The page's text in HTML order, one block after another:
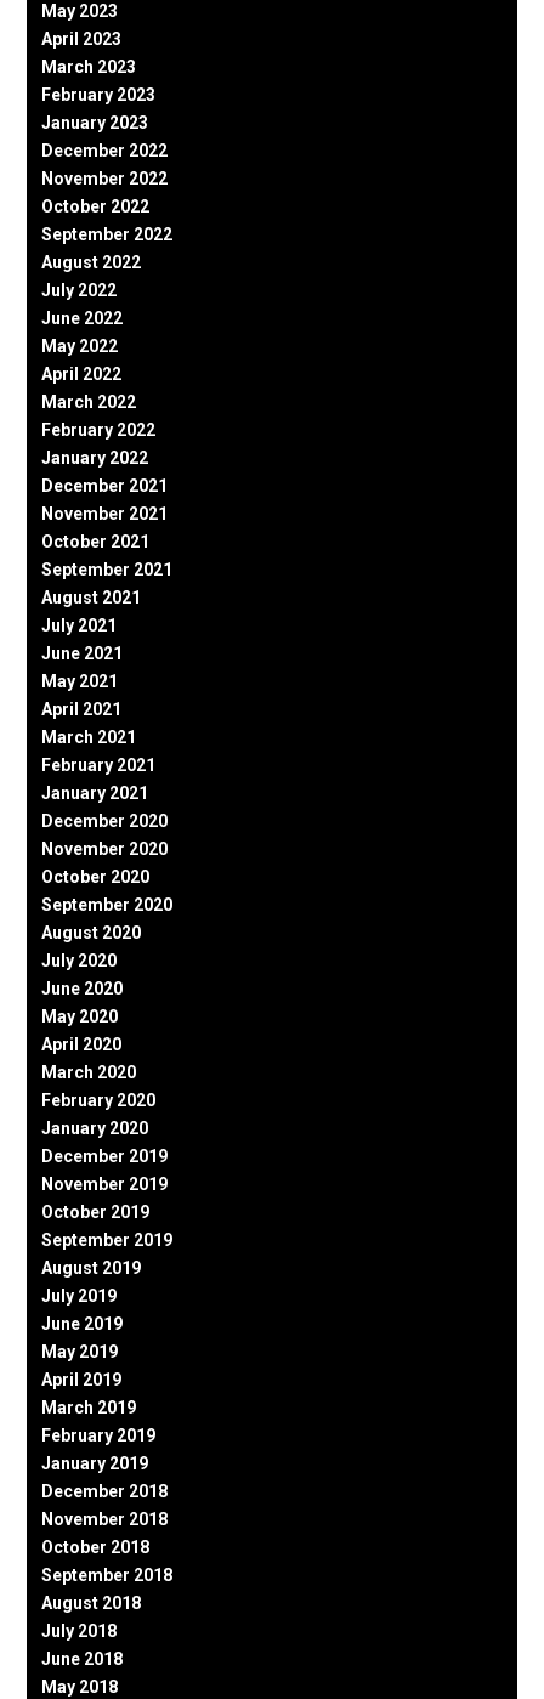
May 2023
April 2023
March 2023
February 2023
January 2023
December 2022
November 2022
October 2022
September 2022
August 2022
July 2022
June 2022
May 2022
April 2022
March 2022
February 2022
January 2022
December 2021
November 2021
October 2021
September 2021
August 2021
July 2021
June 2021
May 2021
April 2021
March 2021
February 2021
January 2021
December 2020
November 2020
October 2020
September 2020
August 2020
July 2020
June 2020
May 2020
April 2020
March 2020
February 2020
January 2020
December 2019
November 2019
October 2019
September 2019
August 2019
July 2019
June 2019
May 2019
April 2019
March 2019
February 2019
January 2019
December 2018
November 2018
October 2018
September 2018
August 2018
July 2018
June 2018
May 2018